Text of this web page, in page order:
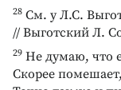
28 Cм. у Л.С.
// Выготский Л.
29 Не думаю, что
Скорее